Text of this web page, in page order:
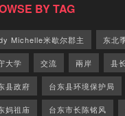
BY TAG
Michelle米歇尔郡主 东北
大学 交流 兩岸 县
县政府 台东县环境保护局
妈祖庙 台东市长陈铭风